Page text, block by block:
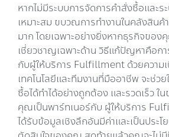
หากไม่มีระบบการจัดการคำสั่งซื้อและ
เหมาะสม ขบวณการทำงานในคลังสินค้
มาก โดยเฉพาะอย่างยิ่งหากธุรกิจของ
เชี่ยวชาญเฉพาะด้าน วิธีแก้ปัญหาคือก
กับผู้ให้บริการ Fulfillment ด้วยความ
เทคโนโลยีและทีมงานที่มืออาชีพ จะช่ว
ซื้อได้ทำได้อย่างถูกต้อง และรวดเร็ว ใ
คุณเป็นพาร์ทเนอร์กับ ผู้ให้บริการ
ได้รับข้อมูลเชิงลึกอันมีค่าและเป็นประ